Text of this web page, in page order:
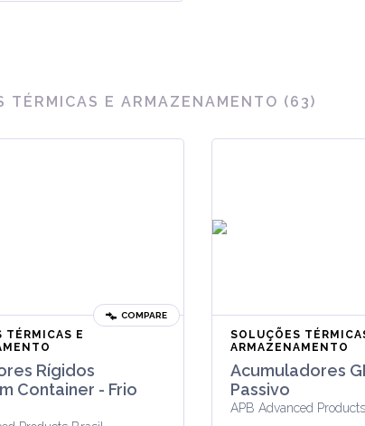
TÉRMICAS E ARMAZENAMENTO (63)
COMPARE
TÉRMICAS E
Rígidos
Container - Frio
SOLUÇÕES
ARMAZENAMENTO
Acumuladores
Passivo
APB Advanced